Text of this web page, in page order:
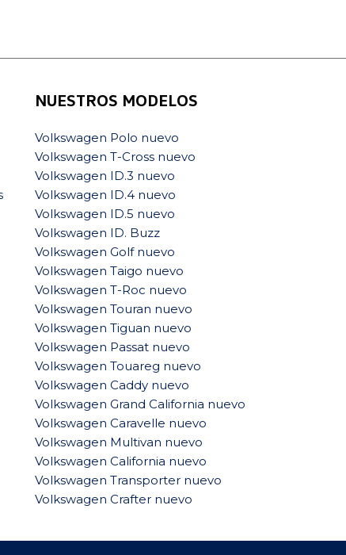
NUESTROS MODELOS
Volkswagen Polo nuevo
Volkswagen T-Cross nuevo
Volkswagen ID.3 nuevo
Volkswagen ID.4 nuevo
Volkswagen ID.5 nuevo
Volkswagen ID. Buzz
Volkswagen Golf nuevo
Volkswagen Taigo nuevo
Volkswagen T-Roc nuevo
Volkswagen Touran nuevo
Volkswagen Tiguan nuevo
Volkswagen Passat nuevo
Volkswagen Touareg nuevo
Volkswagen Caddy nuevo
Volkswagen Grand California nuevo
Volkswagen Caravelle nuevo
Volkswagen Multivan nuevo
Volkswagen California nuevo
Volkswagen Transporter nuevo
Volkswagen Crafter nuevo